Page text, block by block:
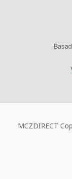
MCZDIRECT